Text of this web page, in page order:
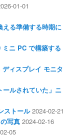
01-01
る準備する時期に
ニ PC で構築する
ィスプレイ モニタ
ールされていた」ニ
ストール 2024-02-21
写真 2024-02-16
05